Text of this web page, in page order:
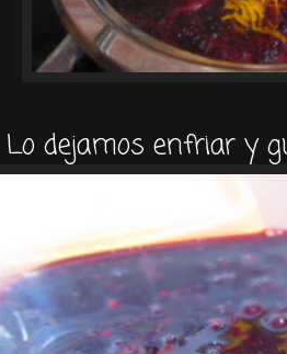
Lo dejamos enfriar y